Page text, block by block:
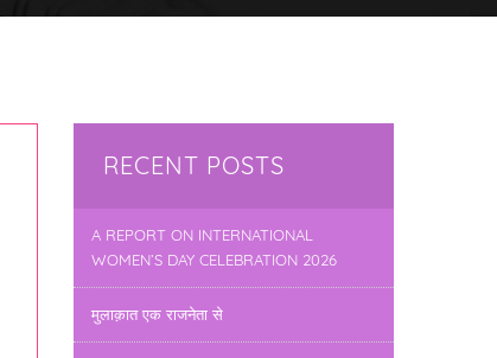
RECENT POSTS
A REPORT ON INTERNATIONAL
WOMEN’S DAY CELEBRATION 2026
मुलाक़ात एक राजनेता से